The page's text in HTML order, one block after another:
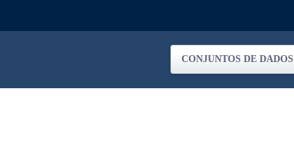
CONJUNTOS DE DADOS